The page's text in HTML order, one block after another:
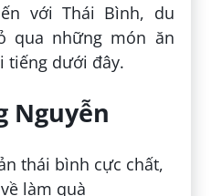
với Thái Bình, du
qua những món ăn
tiếng dưới đây.
Nguyễn